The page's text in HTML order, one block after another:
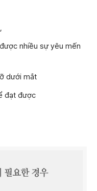
nhiều sự yêu mến
dưới mắt
đạt được